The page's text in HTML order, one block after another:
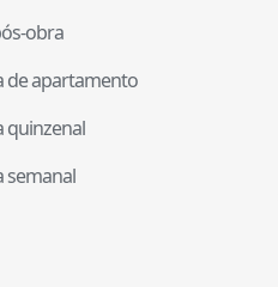
obra
de apartamento
quinzenal
semanal